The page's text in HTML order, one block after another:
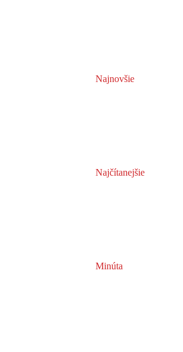
Najnovšie
Najčítanejšie
Minúta